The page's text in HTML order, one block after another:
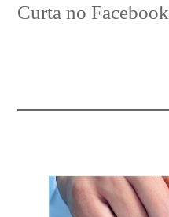
Curta no Facebook